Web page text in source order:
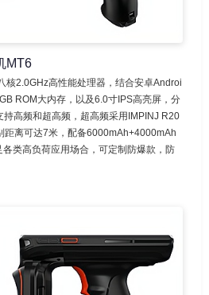
MT6
核2.0GHz高性能处理器，结合安卓Androi
ROM大内存，以及6.0寸IPS高亮屏，分
高频和超高频，超高频采用IMPINJ R20
距离可达7米，配备6000mAh+4000mAh
类高负荷应用场合，可定制防爆款，防